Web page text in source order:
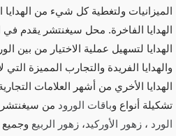
الميزانيات ولتغطية كل شيء من الهدايا
الهدايا الفاخرة. محل سيغنتشر يقدم في
الهدايا لتسهيل عملية الاختيار من بين
والهدايا الفريدة والتجارب المميزة
الهدايا الأخري من أشهر العلامات
تشكيلة أنواع وباقات الورود من
الورد ، زهور الأوركيد، زهور الربيع وجميع